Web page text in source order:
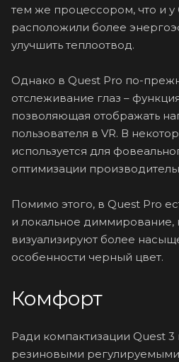
тем же процессором, что и у
расположили более
улучшить теплоотвод.
Однако в Quest Pro по-
отслеживание глаз –
позволяющая отображать
пользователя в VR. В
используется для
оптимизации
Помимо этого, в Quest Pro
и локальное диммирование,
визуализируют более
особенности черный цвет.
Комфорт
Ради компактизации Quest
резиновыми